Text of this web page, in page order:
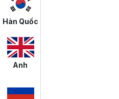
Hàn Quốc
Anh